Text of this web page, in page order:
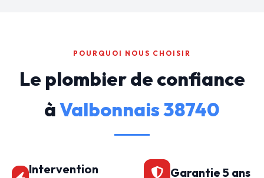
POURQUOI NOUS CHOISIR
Le plombier de confiance
àValbonnais 38740
Intervention
Garantie 5 ans